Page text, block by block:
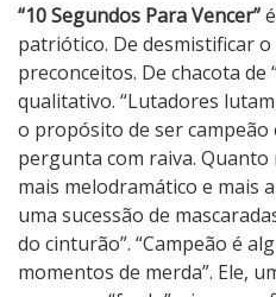
“10 Segundos Para Vencer”
patriótico. De desmistificar
preconceitos. De chacota de
qualitativo. “Lutadores
o propósito de ser campeão
pergunta com raiva. Quanto
mais melodramático e mais
uma sucessão de
do cinturão”. “Campeão é
momentos de merda”. Ele,